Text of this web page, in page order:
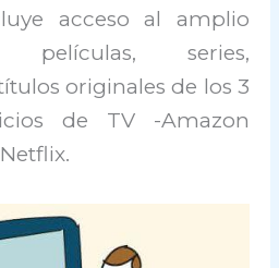
acceso al amplio
series,
originales de los 3
de TV -Amazon